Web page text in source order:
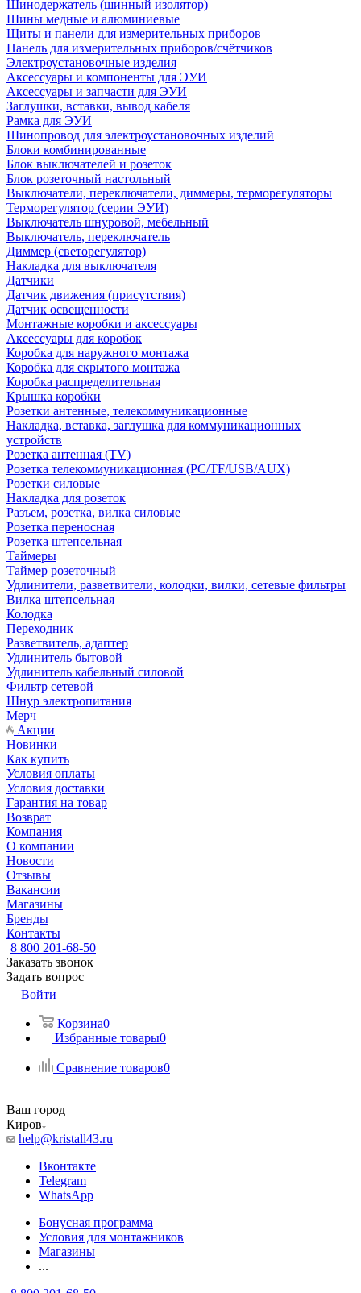
Шинодержатель (шинный изолятор)
Шины медные и алюминиевые
Щиты и панели для измерительных приборов
Панель для измерительных приборов/счётчиков
Электроустановочные изделия
Аксессуары и компоненты для ЭУИ
Аксессуары и запчасти для ЭУИ
Заглушки, вставки, вывод кабеля
Рамка для ЭУИ
Шинопровод для электроустановочных изделий
Блоки комбинированные
Блок выключателей и розеток
Блок розеточный настольный
Выключатели, переключатели, диммеры, терморегуляторы
Терморегулятор (серии ЭУИ)
Выключатель шнуровой, мебельный
Выключатель, переключатель
Диммер (светорегулятор)
Накладка для выключателя
Датчики
Датчик движения (присутствия)
Датчик освещенности
Монтажные коробки и аксессуары
Аксессуары для коробок
Коробка для наружного монтажа
Коробка для скрытого монтажа
Коробка распределительная
Крышка коробки
Розетки антенные, телекоммуникационные
Накладка, вставка, заглушка для коммуникационных
устройств
Розетка антенная (TV)
Розетка телекоммуникационная (PC/TF/USB/AUX)
Розетки силовые
Накладка для розеток
Разъем, розетка, вилка силовые
Розетка переносная
Розетка штепсельная
Таймеры
Таймер розеточный
Удлинители, разветвители, колодки, вилки, сетевые фильтры
Вилка штепсельная
Колодка
Переходник
Разветвитель, адаптер
Удлинитель бытовой
Удлинитель кабельный силовой
Фильтр сетевой
Шнур электропитания
Мерч
Акции
Новинки
Как купить
Условия оплаты
Условия доставки
Гарантия на товар
Возврат
Компания
О компании
Новости
Отзывы
Вакансии
Магазины
Бренды
Контакты
8 800 201-68-50
Заказать звонок
Задать вопрос
Войти
Корзина0
Избранные товары0
Сравнение товаров0
Ваш город
Киров
help@kristall43.ru
Вконтакте
Telegram
WhatsApp
Бонусная программа
Условия для монтажников
Магазины
...